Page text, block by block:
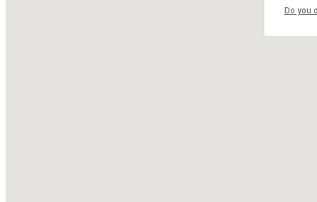
Do you